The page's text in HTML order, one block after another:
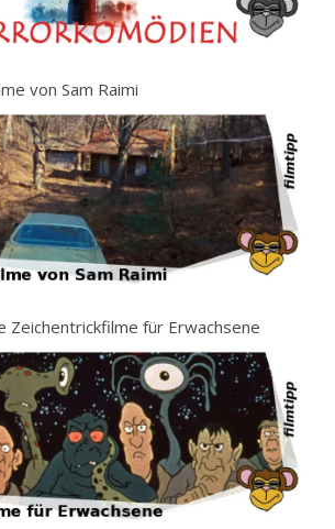
von Sam Raimi
für Erwachsene